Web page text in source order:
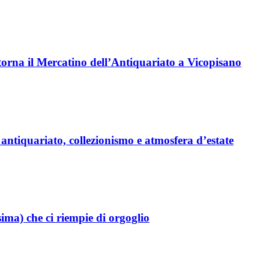
il Mercatino dell’Antiquariato a Vicopisano
collezionismo e atmosfera d’estate
che ci riempie di orgoglio